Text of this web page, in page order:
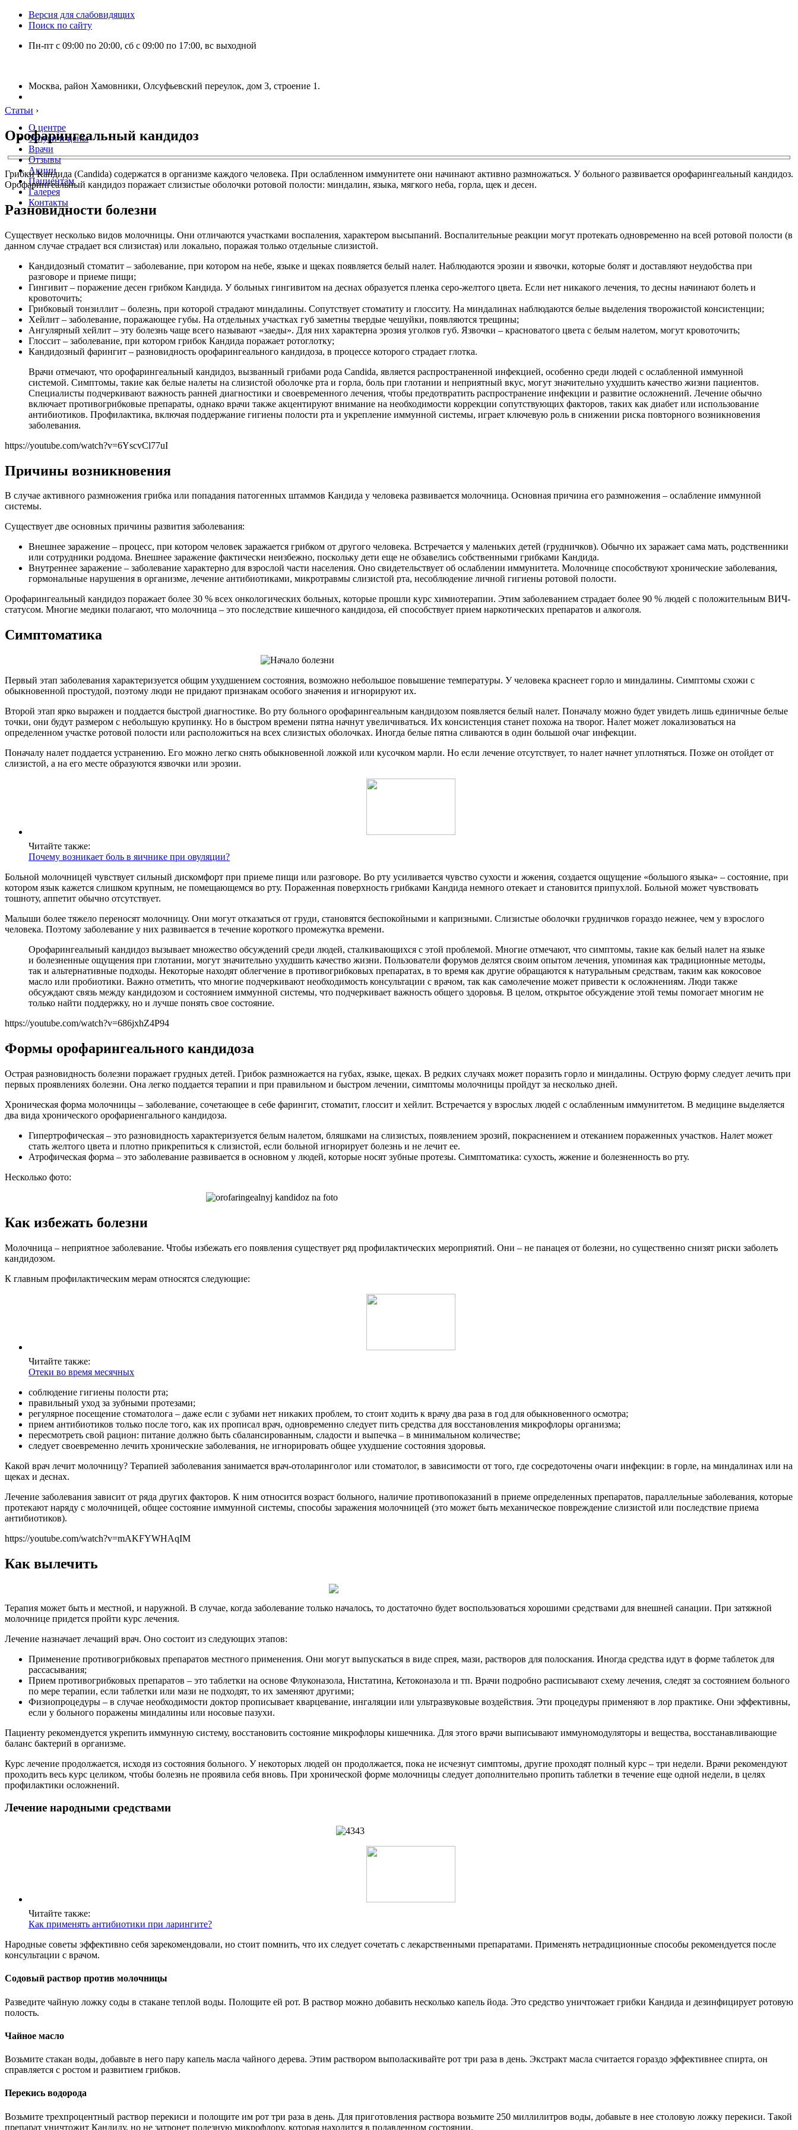
Версия для слабовидящих
Поиск по сайту
Пн-пт с 09:00 по 20:00, сб с 09:00 по 17:00, вс выходной
Москва, район Хамовники, Олсуфьевский переулок, дом 3, строение 1.
О центре
Услуги и цены
Врачи
Отзывы
Акции
Пациентам
Галерея
Контакты
Статьи ›
Орофарингеальный кандидоз
Грибки Кандида (Candida) содержатся в организме каждого человека. При ослабленном иммунитете они начинают активно размножаться. У больного развивается орофарингеальный кандидоз.
Орофарингеальный кандидоз поражает слизистые оболочки ротовой полости: миндалин, языка, мягкого неба, горла, щек и десен.
Разновидности болезни
Существует несколько видов молочницы. Они отличаются участками воспаления, характером высыпаний. Воспалительные реакции могут протекать одновременно на всей ротовой полости (в
данном случае страдает вся слизистая) или локально, поражая только отдельные слизистой.
Кандидозный стоматит – заболевание, при котором на небе, языке и щеках появляется белый налет. Наблюдаются эрозии и язвочки, которые болят и доставляют неудобства при
разговоре и приеме пищи;
Гингивит – поражение десен грибком Кандида. У больных гингивитом на деснах образуется пленка серо-желтого цвета. Если нет никакого лечения, то десны начинают болеть и
кровоточить;
Грибковый тонзиллит – болезнь, при которой страдают миндалины. Сопутствует стоматиту и глосситу. На миндалинах наблюдаются белые выделения творожистой консистенции;
Хейлит – заболевание, поражающее губы. На отдельных участках губ заметны твердые чешуйки, появляются трещины;
Ангулярный хейлит – эту болезнь чаще всего называют «заеды». Для них характерна эрозия уголков губ. Язвочки – красноватого цвета с белым налетом, могут кровоточить;
Глоссит – заболевание, при котором грибок Кандида поражает ротоглотку;
Кандидозный фарингит – разновидность орофарингеального кандидоза, в процессе которого страдает глотка.
Врачи отмечают, что орофарингеальный кандидоз, вызванный грибами рода Candida, является распространенной инфекцией, особенно среди людей с ослабленной иммунной
системой. Симптомы, такие как белые налеты на слизистой оболочке рта и горла, боль при глотании и неприятный вкус, могут значительно ухудшить качество жизни пациентов.
Специалисты подчеркивают важность ранней диагностики и своевременного лечения, чтобы предотвратить распространение инфекции и развитие осложнений. Лечение обычно
включает противогрибковые препараты, однако врачи также акцентируют внимание на необходимости коррекции сопутствующих факторов, таких как диабет или использование
антибиотиков. Профилактика, включая поддержание гигиены полости рта и укрепление иммунной системы, играет ключевую роль в снижении риска повторного возникновения
заболевания.
https://youtube.com/watch?v=6YscvCl77uI
Причины возникновения
В случае активного размножения грибка или попадания патогенных штаммов Кандида у человека развивается молочница. Основная причина его размножения – ослабление иммунной
системы.
Существует две основных причины развития заболевания:
Внешнее заражение – процесс, при котором человек заражается грибком от другого человека. Встречается у маленьких детей (грудничков). Обычно их заражает сама мать, родственники
или сотрудники роддома. Внешнее заражение фактически неизбежно, поскольку дети еще не обзавелись собственными грибками Кандида.
Внутреннее заражение – заболевание характерно для взрослой части населения. Оно свидетельствует об ослаблении иммунитета. Молочнице способствуют хронические заболевания,
гормональные нарушения в организме, лечение антибиотиками, микротравмы слизистой рта, несоблюдение личной гигиены ротовой полости.
Орофарингеальный кандидоз поражает более 30 % всех онкологических больных, которые прошли курс химиотерапии. Этим заболеванием страдает более 90 % людей с положительным ВИЧ-
статусом. Многие медики полагают, что молочница – это последствие кишечного кандидоза, ей способствует прием наркотических препаратов и алкоголя.
Симптоматика
Первый этап заболевания характеризуется общим ухудшением состояния, возможно небольшое повышение температуры. У человека краснеет горло и миндалины. Симптомы схожи с
обыкновенной простудой, поэтому люди не придают признакам особого значения и игнорируют их.
Второй этап ярко выражен и поддается быстрой диагностике. Во рту больного орофарингеальным кандидозом появляется белый налет. Поначалу можно будет увидеть лишь единичные белые
точки, они будут размером с небольшую крупинку. Но в быстром времени пятна начнут увеличиваться. Их консистенция станет похожа на творог. Налет может локализоваться на
определенном участке ротовой полости или расположиться на всех слизистых оболочках. Иногда белые пятна сливаются в один большой очаг инфекции.
Поначалу налет поддается устранению. Его можно легко снять обыкновенной ложкой или кусочком марли. Но если лечение отсутствует, то налет начнет уплотняться. Позже он отойдет от
слизистой, а на его месте образуются язвочки или эрозии.
Читайте также:
Почему возникает боль в яичнике при овуляции?
Больной молочницей чувствует сильный дискомфорт при приеме пищи или разговоре. Во рту усиливается чувство сухости и жжения, создается ощущение «большого языка» – состояние, при
котором язык кажется слишком крупным, не помещающемся во рту. Пораженная поверхность грибками Кандида немного отекает и становится припухлой. Больной может чувствовать
тошноту, аппетит обычно отсутствует.
Малыши более тяжело переносят молочницу. Они могут отказаться от груди, становятся беспокойными и капризными. Слизистые оболочки грудничков гораздо нежнее, чем у взрослого
человека. Поэтому заболевание у них развивается в течение короткого промежутка времени.
Орофарингеальный кандидоз вызывает множество обсуждений среди людей, сталкивающихся с этой проблемой. Многие отмечают, что симптомы, такие как белый налет на языке
и болезненные ощущения при глотании, могут значительно ухудшить качество жизни. Пользователи форумов делятся своим опытом лечения, упоминая как традиционные методы,
так и альтернативные подходы. Некоторые находят облегчение в противогрибковых препаратах, в то время как другие обращаются к натуральным средствам, таким как кокосовое
масло или пробиотики. Важно отметить, что многие подчеркивают необходимость консультации с врачом, так как самолечение может привести к осложнениям. Люди также
обсуждают связь между кандидозом и состоянием иммунной системы, что подчеркивает важность общего здоровья. В целом, открытое обсуждение этой темы помогает многим не
только найти поддержку, но и лучше понять свое состояние.
https://youtube.com/watch?v=686jxhZ4P94
Формы орофарингеального кандидоза
Острая разновидность болезни поражает грудных детей. Грибок размножается на губах, языке, щеках. В редких случаях может поразить горло и миндалины. Острую форму следует лечить при
первых проявлениях болезни. Она легко поддается терапии и при правильном и быстром лечении, симптомы молочницы пройдут за несколько дней.
Хроническая форма молочницы – заболевание, сочетающее в себе фарингит, стоматит, глоссит и хейлит. Встречается у взрослых людей с ослабленным иммунитетом. В медицине выделяется
два вида хронического орофариенгального кандидоза.
Гипертрофическая – это разновидность характеризуется белым налетом, бляшками на слизистых, появлением эрозий, покраснением и отеканием пораженных участков. Налет может
стать желтого цвета и плотно прикрепиться к слизистой, если больной игнорирует болезнь и не лечит ее.
Атрофическая форма – это заболевание развивается в основном у людей, которые носят зубные протезы. Симптоматика: сухость, жжение и болезненность во рту.
Несколько фото:
Как избежать болезни
Молочница – неприятное заболевание. Чтобы избежать его появления существует ряд профилактических мероприятий. Они – не панацея от болезни, но существенно снизят риски заболеть
кандидозом.
К главным профилактическим мерам относятся следующие:
Читайте также:
Отеки во время месячных
соблюдение гигиены полости рта;
правильный уход за зубными протезами;
регулярное посещение стоматолога – даже если с зубами нет никаких проблем, то стоит ходить к врачу два раза в год для обыкновенного осмотра;
прием антибиотиков только после того, как их прописал врач, одновременно следует пить средства для восстановления микрофлоры организма;
пересмотреть свой рацион: питание должно быть сбалансированным, сладости и выпечка – в минимальном количестве;
следует своевременно лечить хронические заболевания, не игнорировать общее ухудшение состояния здоровья.
Какой врач лечит молочницу? Терапией заболевания занимается врач-отоларинголог или стоматолог, в зависимости от того, где сосредоточены очаги инфекции: в горле, на миндалинах или на
щеках и деснах.
Лечение заболевания зависит от ряда других факторов. К ним относится возраст больного, наличие противопоказаний в приеме определенных препаратов, параллельные заболевания, которые
протекают наряду с молочницей, общее состояние иммунной системы, способы заражения молочницей (это может быть механическое повреждение слизистой или последствие приема
антибиотиков).
https://youtube.com/watch?v=mAKFYWHAqIM
Как вылечить
Терапия может быть и местной, и наружной. В случае, когда заболевание только началось, то достаточно будет воспользоваться хорошими средствами для внешней санации. При затяжной
молочнице придется пройти курс лечения.
Лечение назначает лечащий врач. Оно состоит из следующих этапов:
Применение противогрибковых препаратов местного применения. Они могут выпускаться в виде спрея, мази, растворов для полоскания. Иногда средства идут в форме таблеток для
рассасывания;
Прием противогрибковых препаратов – это таблетки на основе Флуконазола, Нистатина, Кетоконазола и тп. Врачи подробно расписывают схему лечения, следят за состоянием больного
по мере терапии, если таблетки или мази не подходят, то их заменяют другими;
Физиопроцедуры – в случае необходимости доктор прописывает кварцевание, ингаляции или ультразвуковые воздействия. Эти процедуры применяют в лор практике. Они эффективны,
если у больного поражены миндалины или носовые пазухи.
Пациенту рекомендуется укрепить иммунную систему, восстановить состояние микрофлоры кишечника. Для этого врачи выписывают иммуномодуляторы и вещества, восстанавливающие
баланс бактерий в организме.
Курс лечение продолжается, исходя из состояния больного. У некоторых людей он продолжается, пока не исчезнут симптомы, другие проходят полный курс – три недели. Врачи рекомендуют
проходить весь курс целиком, чтобы болезнь не проявила себя вновь. При хронической форме молочницы следует дополнительно пропить таблетки в течение еще одной недели, в целях
профилактики осложнений.
Лечение народными средствами
Читайте также:
Как применять антибиотики при ларингите?
Народные советы эффективно себя зарекомендовали, но стоит помнить, что их следует сочетать с лекарственными препаратами. Применять нетрадиционные способы рекомендуется после
консультации с врачом.
Содовый раствор против молочницы
Разведите чайную ложку соды в стакане теплой воды. Полощите ей рот. В раствор можно добавить несколько капель йода. Это средство уничтожает грибки Кандида и дезинфицирует ротовую
полость.
Чайное масло
Возьмите стакан воды, добавьте в него пару капель масла чайного дерева. Этим раствором выполаскивайте рот три раза в день. Экстракт масла считается гораздо эффективнее спирта, он
справляется с ростом и развитием грибков.
Перекись водорода
Возьмите трехпроцентный раствор перекиси и полощите им рот три раза в день. Для приготовления раствора возьмите 250 миллилитров воды, добавьте в нее столовую ложку перекиси. Такой
препарат уничтожит Кандиду, но не затронет полезную микрофлору, которая находится в подавленном состоянии.